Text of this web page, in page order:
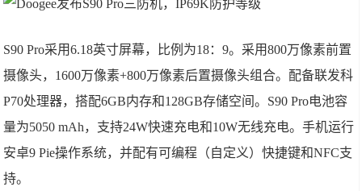
S90 Pro采用6.18英寸屏幕，比例为18：9。采用800万像素前置
摄像头，1600万像素+800万像素后置摄像头组合。配备联发科
P70处理器，搭配6GB内存和128GB存储空间。S90 Pro电池容
量为5050 mAh，支持24W快速充电和10W无线充电。手机运行
安卓9 Pie操作系统，并配有可编程（自定义）快捷键和NFC支
持。